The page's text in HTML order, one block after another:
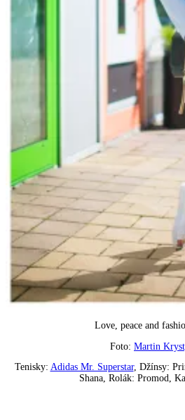
Love, peace and
Foto: Martin
Tenisky: Adidas Mr. Superstar, Džínsy:
Shana, Rolák: Promod,